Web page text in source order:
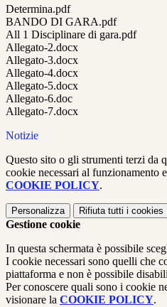
Determina.pdf
BANDO DI GARA.pdf
All 1 Disciplinare di gara.pdf
Allegato-2.docx
Allegato-3.docx
Allegato-4.docx
Allegato-5.docx
Allegato-6.doc
Allegato-7.docx
Notizie
Questo sito o gli strumenti terzi da
cookie necessari al funzionamento
COOKIE POLICY.
Personalizza Rifiuta tutti i cookies
Gestione cookie
In questa schermata è possibile
I cookie necessari sono quelli che
piattaforma e non è possibile
Per conoscere quali sono i cookie
visionare la COOKIE POLICY.